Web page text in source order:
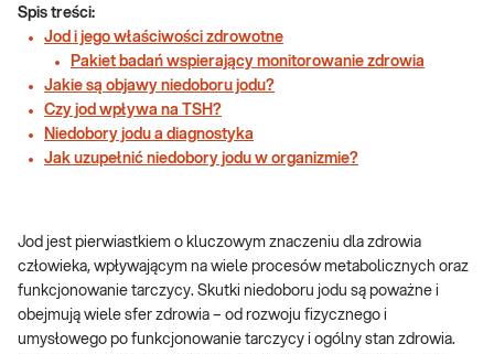
Spis treści:
Jod i jego właściwości zdrowotne
Pakiet badań wspierający monitorowanie zdrowia
Jakie są objawy niedoboru jodu?
Czy jod wpływa na TSH?
Niedobory jodu a diagnostyka
Jak uzupełnić niedobory jodu w organizmie?
Jod jest pierwiastkiem o kluczowym znaczeniu dla zdrowia
człowieka, wpływającym na wiele procesów metabolicznych oraz
funkcjonowanie tarczycy. Skutki niedoboru jodu są poważne i
obejmują wiele sfer zdrowia – od rozwoju fizycznego i
umysłowego po funkcjonowanie tarczycy i ogólny stan zdrowia.